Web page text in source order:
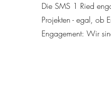
Die SMS 1 Ried
Projekten - egal, ob
Engagement: Wir